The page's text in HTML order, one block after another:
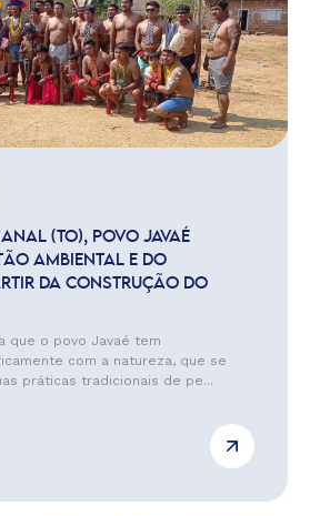
(TO), POVO JAVAÉ
AMBIENTAL E DO
DA CONSTRUÇÃO DO
que o povo Javaé tem
com a natureza, que se
práticas tradicionais de pe...